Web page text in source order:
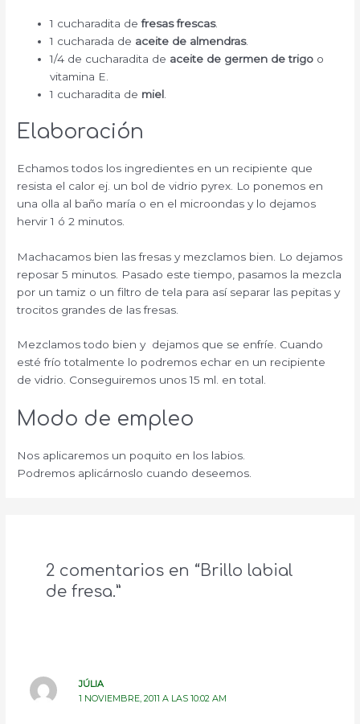
1 cucharadita defresas frescas.
1 cucharada de aceite de almendras.
1/4 de cucharadita de aceite de germen de trigo o
vitamina E.
1 cucharadita de miel
Elaboración
Echamos todos los ingredientes en un recipiente que
resista el calor ej. un bol de vidrio pyrex. Lo ponemos en
una olla al baño maría o en el microondas y lo dejamos
hervir 1 ó 2 minutos.
Machacamos bien las fresas y mezclamos bien. Lo dejamos
reposar 5 minutos. Pasado este tiempo, pasamos la mezcla
por un tamiz o un filtro de tela para así separar las pepitas y
trocitos grandes de las fresas.
Mezclamos todo bien y dejamos que se enfríe. Cuando
esté frío totalmente lo podremos echar en un recipiente
de vidrio. Conseguiremos unos 15 ml. en total.
Modo de empleo
Nos aplicaremos un poquito en los labios.
Podremos aplicárnoslo cuando deseemos.
2 comentarios en “Brillo labial
de fresa.”
JÚLIA
1 NOVIEMBRE, 2011 A LAS 10:02 AM